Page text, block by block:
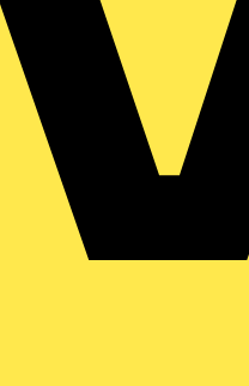
der Serie LS Art.-
5093 TSEM,
LS 5003 M
legen, um